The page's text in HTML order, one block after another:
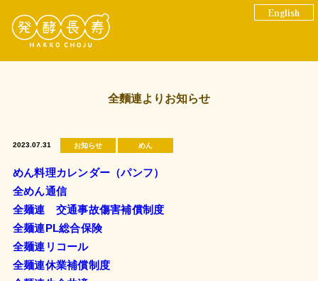
English
全麵連よりお知らせ
2023.07.31 お知らせ めん
めん料理カレンダー（パンフ）
全めん通信
全麺連 交通事故傷害補償制度
全麺連PL総合保険
全麺連リコール
全麺連休業補償制度